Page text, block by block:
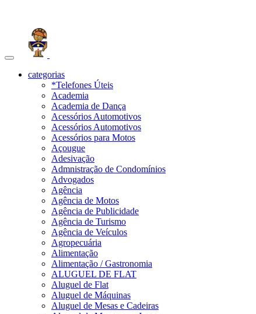
Toggle
navigationcategorias
*Telefones Úteis
Academia
Academia de Dança
Acessórios Automotivos
Acessórios Automotivos
Acessórios para Motos
Açougue
Adesivação
Admnistração de Condomínios
Advogados
Agência
Agência de Motos
Agência de Publicidade
Agência de Turismo
Agência de Veículos
Agropecuária
Alimentação
Alimentação / Gastronomia
ALUGUEL DE FLAT
Aluguel de Flat
Aluguel de Máquinas
Aluguel de Mesas e Cadeiras